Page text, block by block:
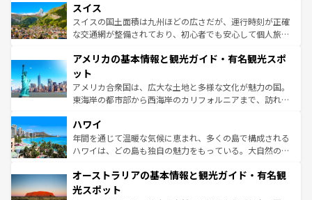
を参照してほしい。
は、お酒好きな人にはぜひ体験してほしい。 なお、新着の
ドイツ情報はコンテンツ一覧を参照してほしい。
リアごとに異なる魅力がある。また、優雅なアフタヌーン
ティー、ビール好きにはたまらない英国パブ、サッカー観
戦など、本場だからこそできる体験も豊富。イギリスを旅
ンツ一覧を参照してほしい。
スイス
スイスの国土面積は九州ほどの広さだが、運行時刻が正確
な交通網が整備されており、初心者でも安心して個人旅行
の建物がそのまま残る町や、スイスならではのユニークな
博物館もあり、アルプス観光だけでなく町歩きも満喫する
ことができる。国民の所得が高いため物価も高いが、旅行
者向けの交通パス提供のサービスもあり、うまく活用すれ
着のスイス情報は
アメリカの基本情報と観光ガイド・有名観光スポ
ット
アメリカ合衆国は、広大な土地と多様な文化が魅力の国。
東海岸の都市部から西海岸のカリフォルニアまで、訪れる
のような巨大都市は、観光、ショッピング、エンターテイ
ンメントが詰まった刺激的なスポットだ。一方、アメリカ
西部には大自然が広がり、グランドキャニオンやイエロー
部のニューオーリンズでは、音楽と美食が融合した独特の
文化が魅力。旅行者はアメリカの各地域で異なる魅力を楽
ハワイ
年間を通じて温暖な気候に恵まれ、多くの島で構成される
ハワイは、どの島も独自の魅力をもっている。大自然の神
ワイ島は見逃せない。また、定番の観光地といえばオアフ
島だが、静かな自然を求めるならマウイ島やカウアイ島が
オーストラリアの基本情報と観光ガイド・有名観
光スポット